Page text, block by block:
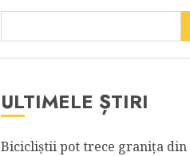
ULTIMELE ȘTIRI
Bicicliştii pot trece graniţa din